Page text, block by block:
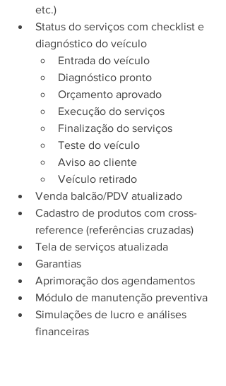
etc.)
Status do serviços com checklist e
diagnóstico do veículo
Entrada do veículo
Diagnóstico pronto
Orçamento aprovado
Execução do serviços
Finalização do serviços
Teste do veículo
Aviso ao cliente
Veículo retirado
Venda balcão/PDV atualizado
Cadastro de produtos com cross-
reference (referências cruzadas)
Tela de serviços atualizada
Garantias
Aprimoração dos agendamentos
Módulo de manutenção preventiva
Simulações de lucro e análises
financeiras